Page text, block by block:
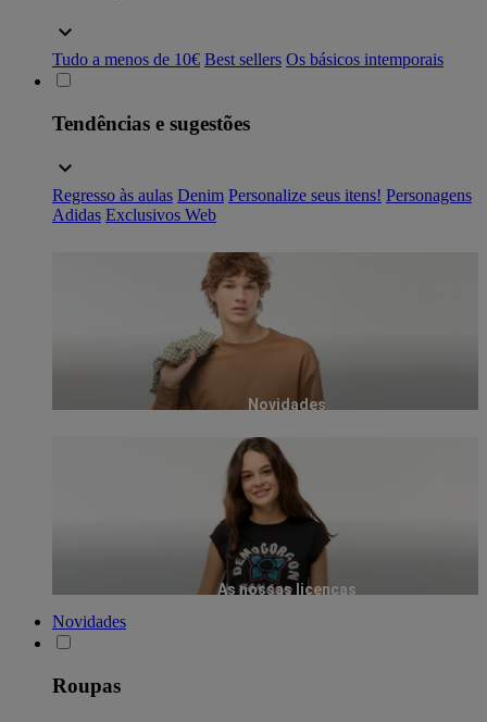
Tudo a menos de 10€ Best sellers Os básicos intemporais
Tendências e sugestões
Regresso às aulas Denim Personalize seus itens! Personagens
Adidas Exclusivos Web
Novidades
As nossas licenças
Novidades
Roupas